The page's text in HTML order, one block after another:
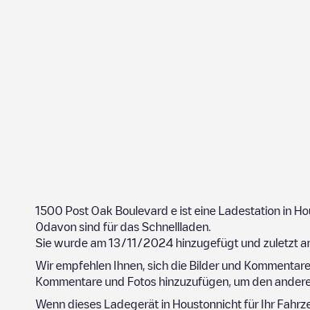
1500 Post Oak Boulevard e ist eine Ladestation in
0davon sind für das Schnellladen.
Sie wurde am 13/11/2024 hinzugefügt und zuletzt
Wir empfehlen Ihnen, sich die Bilder und
Kommentare und Fotos hinzuzufügen, um den
Wenn dieses Ladegerät in Houstonnicht für Ihr